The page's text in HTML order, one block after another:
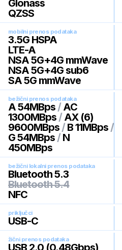
Glonass
QZSS
mobilni prenos podataka
3.5G HSPA
LTE-A
NSA 5G+4G mmWave
NSA 5G+4G sub6
SA 5G mmWave
bežični prenos podataka
A 54MBps / AC
1300MBps / AX (6)
9600MBps / B 11MBps /
G 54MBps / N
450MBps
bežični lokalni prenos podataka
Bluetooth 5.3
Bluetooth 5.4
NFC
priključci
USB-C
žični prenos podataka
USB 2.0 (0.48Gbps)